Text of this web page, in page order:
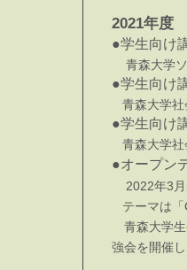
2021年度
●学生向け
青森大学
●学生向け
青森大学
●学生向け
青森大学
●オープン
2022年3
テーマは「
青森大学生
強会を開催し